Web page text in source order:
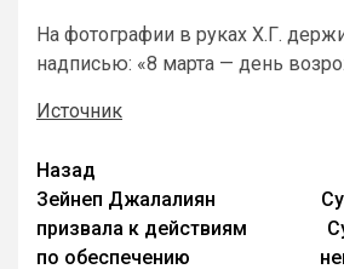
На фотографии в руках Х.Г.
надписью: «8 марта — день
Источник
Назад
Зейнеп Джалалиян
призвала к действиям
по обеспечению